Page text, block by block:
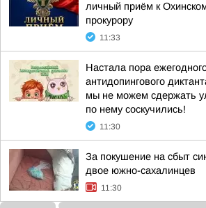
личный приём к
прокурору
11:33
Настала пора
антидопингового
мы не можем сдержать
по нему соскучились!
11:30
За покушение на сбыт
двое южно-сахалинцев
11:30